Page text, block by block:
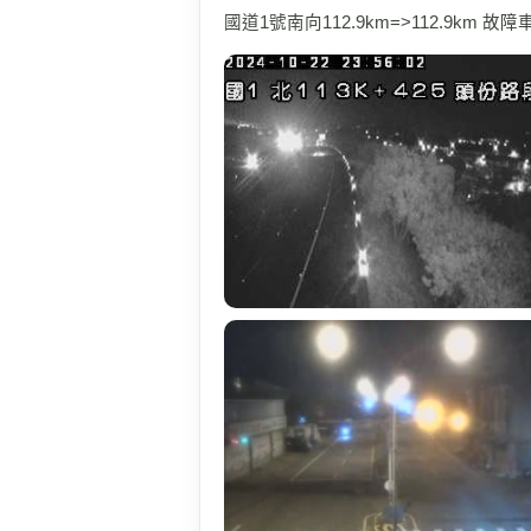
國道1號南向112.9km=>112.9km 故障